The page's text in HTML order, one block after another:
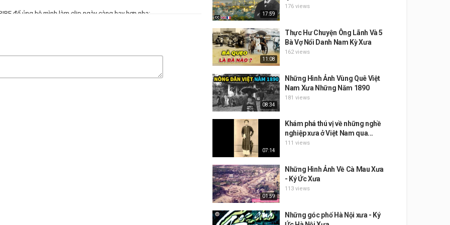
để ủng hộ mình làm clip ngày càng hay hơn nha:
17:59
176 views
11:08
Thực Hư Chuyện Ông Lãnh Và 5
Bà Vợ Nổi Danh Nam Kỳ Xưa
162 views
08:34
Những Hình Ảnh Vùng Quê Việt
Nam Xưa Những Năm 1890
181 views
07:14
Khám phá thú vị về những nghề
nghiệp xưa ở Việt Nam qua...
111 views
01:59
Những Hình Ảnh Về Cà Mau Xưa
- Ký Ức Xưa
113 views
Những góc phố Hà Nội xưa - Ký